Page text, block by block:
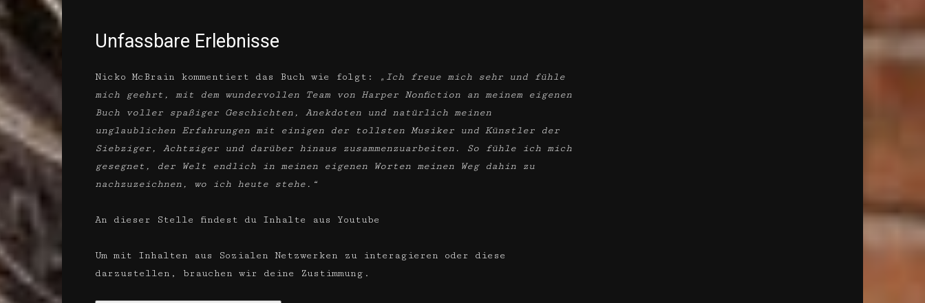
Unfassbare Erlebnisse
Nicko McBrain kommentiert das Buch wie folgt:
„Ich freue mich sehr und fühle
mich geehrt, mit dem wundervollen Team von Harper Nonfiction an meinem eigenen
Buch voller spaßiger Geschichten, Anekdoten und natürlich meinen
unglaublichen Erfahrungen mit einigen der tollsten Musiker und Künstler der
Siebziger, Achtziger und darüber hinaus zusammenzuarbeiten. So fühle ich mich
gesegnet, der Welt endlich in meinen eigenen Worten meinen Weg dahin zu
nachzuzeichnen, wo ich heute stehe.“
An dieser Stelle findest du Inhalte aus Youtube
Um mit Inhalten aus Sozialen Netzwerken zu interagieren oder diese
darzustellen, brauchen wir deine Zustimmung.